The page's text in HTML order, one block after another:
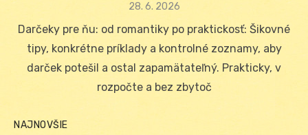
Posted
28. 6. 2026
Darčeky pre ňu: od romantiky po praktickosť: Šikovné
tipy, konkrétne príklady a kontrolné zoznamy, aby
darček potešil a ostal zapamätateľný. Prakticky, v
rozpočte a bez zbytoč
NAJNOVŠIE